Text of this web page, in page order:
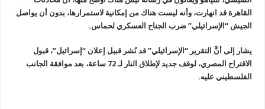
القاهرة قد انهارت، وأنه ليست هناك من إمكانية لاستمرارها، بدون أن يواصل
الجيش“ الإسرائيلي” ضرب الجناح العسكري لحماس.
يشار إلى أنَّ التقرير “الإسرائيلي” قد نُشر قبيل إعلان “إسرائيل”، قبول
الاقتراح المصري، لوقف جديد لإطلاق النار لـ 72 ساعة، بعد موافقة الجانب
الفلسطيني عليه.